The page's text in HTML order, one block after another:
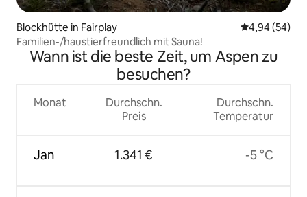
Blockhütte in Fairplay
4,94 (54)
Familien-/haustierfreundlich mit Sauna!
Wann ist die beste Zeit, um Aspen zu
besuchen?
Monat
Jan
Durchschn.
Preis
1.341 €
Durchschn.
Temperatur
-5 °C